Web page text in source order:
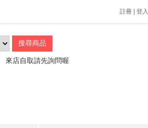
註冊 登入
自取請先詢問喔